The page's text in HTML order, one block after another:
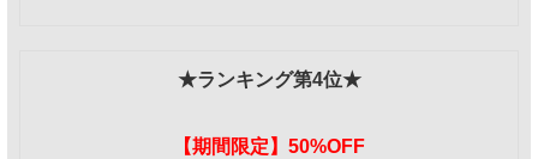
★ランキング第4位★
【期間限定】50%OFF